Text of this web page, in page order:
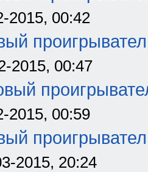
2015, 00:42
2015, 00:47
2015, 00:59
2015, 20:24